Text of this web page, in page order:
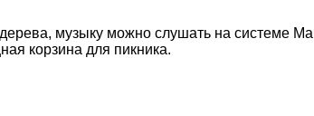
музыку можно слушать на системе
корзина для пикника.